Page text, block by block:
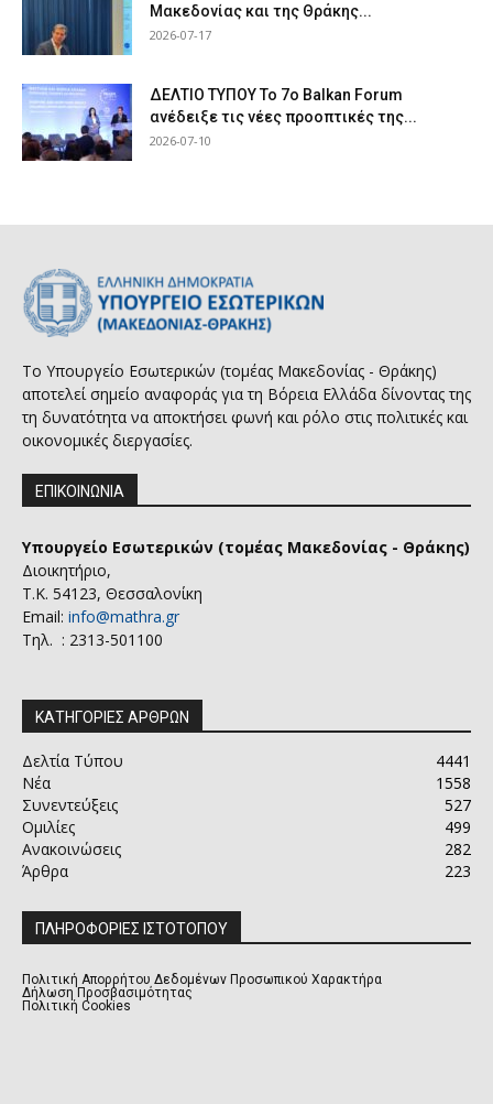
Μακεδονίας και της Θράκης...
2026-07-17
ΔΕΛΤΙΟ ΤΥΠΟΥ Το 7ο Balkan Forum
ανέδειξε τις νέες προοπτικές της...
2026-07-10
Το Υπουργείο Εσωτερικών (τομέας Μακεδονίας - Θράκης)
αποτελεί σημείο αναφοράς για τη Βόρεια Ελλάδα δίνοντας της
τη δυνατότητα να αποκτήσει φωνή και ρόλο στις πολιτικές και
οικονομικές διεργασίες.
ΕΠΙΚΟΙΝΩΝΙΑ
Υπουργείο Εσωτερικών (τομέας Μακεδονίας - Θράκης)
Διοικητήριο,
Τ.Κ. 54123, Θεσσαλονίκη
Email: info@mathra.gr
Τηλ. : 2313-501100
ΚΑΤΗΓΟΡΙΕΣ ΑΡΘΡΩΝ
Δελτία Τύπου
4441
Νέα
1558
Συνεντεύξεις
527
Ομιλίες
499
Ανακοινώσεις
282
Άρθρα
223
ΠΛΗΡΟΦΟΡΙΕΣ ΙΣΤΟΤΟΠΟΥ
Πολιτική Απορρήτου Δεδομένων Προσωπικού Χαρακτήρα
Δήλωση Προσβασιμότητας
Πολιτική Cookies